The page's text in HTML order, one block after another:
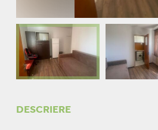
DESCRIERE